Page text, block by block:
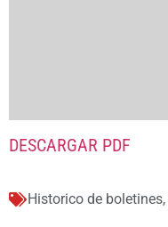
DESCARGAR PDF
Historico de boletines,